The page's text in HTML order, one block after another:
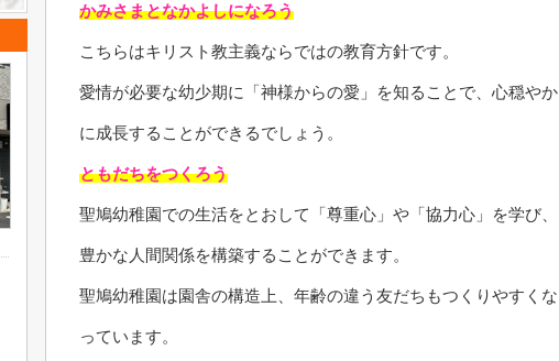
かみさまとなかよしになろう
こちらはキリスト教主義ならではの教育方針です。
愛情が必要な幼少期に「神様からの愛」を知ることで、心穏やか
に成長することができるでしょう。
ともだちをつくろう
聖鳩幼稚園での生活をとおして「尊重心」や「協力心」を学び、
豊かな人間関係を構築することができます。
聖鳩幼稚園は園舎の構造上、年齢の違う友だちもつくりやすくな
っています。